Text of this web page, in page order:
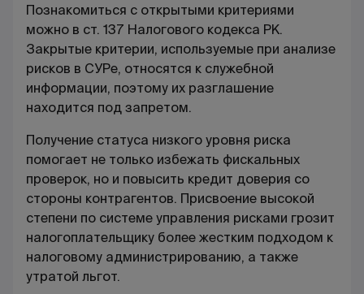
Познакомиться с открытыми критериями
можно в ст. 137 Налогового кодекса РК.
Закрытые критерии, используемые при анализе
рисков в СУРе, относятся к служебной
информации, поэтому их разглашение
находится под запретом.
Получение статуса низкого уровня риска
помогает не только избежать фискальных
проверок, но и повысить кредит доверия со
стороны контрагентов. Присвоение высокой
степени по системе управления рисками грозит
налогоплательщику более жестким подходом к
налоговому администрированию, а также
утратой льгот.